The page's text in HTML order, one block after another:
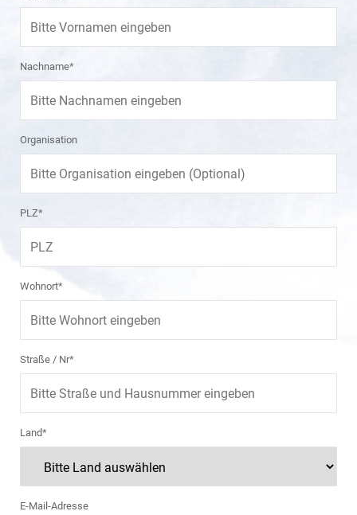
Nachname*
Organisation
PLZ*
Wohnort*
Straße / Nr*
Land*
E-Mail-Adresse